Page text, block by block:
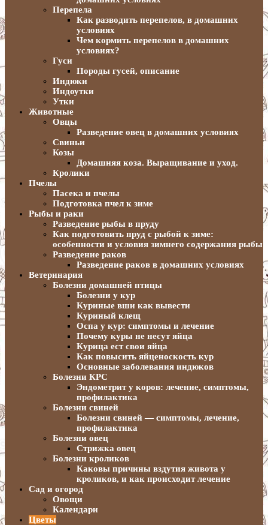
Перепела
Как разводить перепелов, в домашних
условиях
Чем кормить перепелов в домашних
условиях?
Гуси
Породы гусей, описание
Индюки
Индоутки
Утки
Животные
Овцы
Разведение овец в домашних условиях
Свиньи
Козы
Домашняя коза. Выращивание и уход.
Кролики
Пчелы
Пасека и пчелы
Подготовка пчел к зиме
Рыбы и раки
Разведение рыбы в пруду
Как подготовить пруд с рыбой к зиме:
особенности и условия зимнего содержания рыбы
Разведение раков
Разведение раков в домашних условиях
Ветеринария
Болезни домашней птицы
Болезни у кур
Куриные вши как вывести
Куриный клещ
Оспа у кур: симптомы и лечение
Почему куры не несут яйца
Курица ест свои яйца
Как повысить яйценоскость кур
Основные заболевания индюков
Болезни КРС
Эндометрит у коров: лечение, симптомы,
профилактика
Болезни свиней
Болезни свиней — симптомы, лечение,
профилактика
Болезни овец
Стрижка овец
Болезни кроликов
Каковы причины вздутия живота у
кроликов, и как происходит лечение
Сад и огород
Овощи
Календари
Цветы